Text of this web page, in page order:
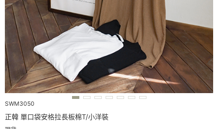
SWM3050
正韓 單口袋安格拉長板棉T/小洋裝